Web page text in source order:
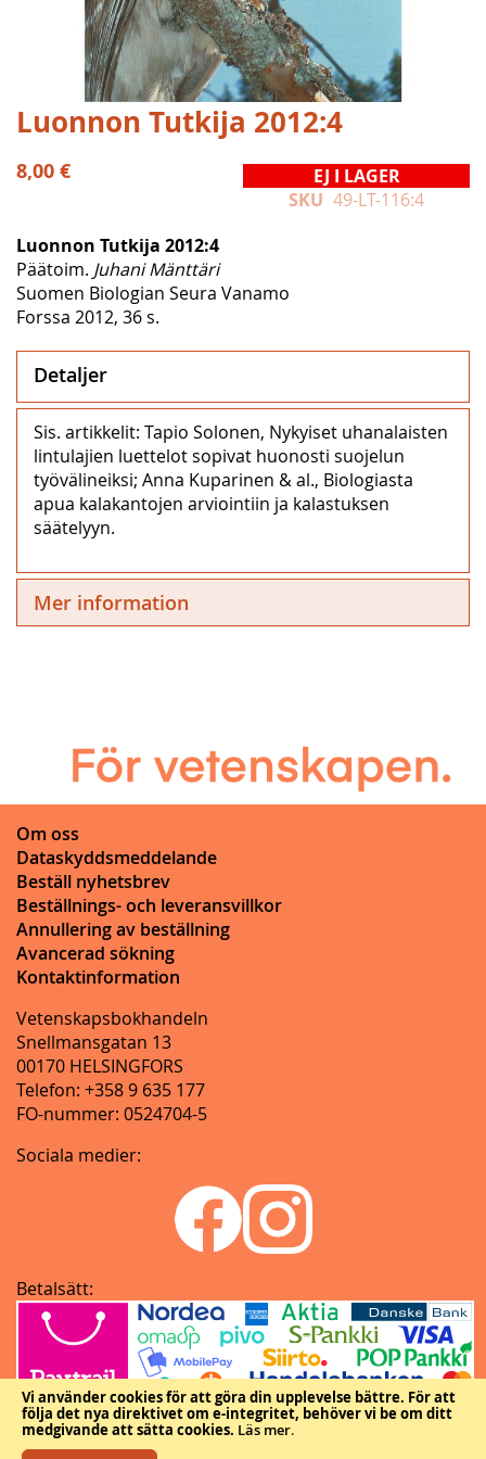
Vi använder cookies för att göra din upplevelse bättre. För att
följa det nya direktivet om e-integritet, behöver vi be om ditt
medgivande att sätta cookies. Läs mer.
Hoppa
till
början
av
Luonnon Tutkija 2012:4
8,00 €
EJ I LAGER
SKU 49-LT-116:4
Luonnon Tutkija 2012:4
Päätoim. Juhani Mänttäri
Suomen Biologian Seura Vanamo
Forssa 2012, 36 s.
Detaljer
Sis. artikkelit: Tapio Solonen, Nykyiset uhanalaisten
lintulajien luettelot sopivat huonosti suojelun
työvälineiksi; Anna Kuparinen & al., Biologiasta
apua kalakantojen arviointiin ja kalastuksen
säätelyyn.
Mer information
Om oss
Dataskyddsmeddelande
Beställ nyhetsbrev
Beställnings- och leveransvillkor
Annullering av beställning
Avancerad sökning
Kontaktinformation
Vetenskapsbokhandeln
Snellmansgatan 13
00170 HELSINGFORS
Telefon: +358 9 635 177
FO-nummer: 0524704-5
Sociala medier:
Betalsätt: